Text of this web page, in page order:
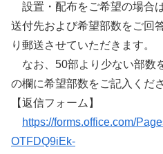
設置・配布をご希望の場合
送付先および希望部数をご回
り郵送させていただきます。
なお、50部より少ない部数
の欄に希望部数をご記入くださ
【返信フォーム】
https://forms.office.com/
OTFDQ9iEk-